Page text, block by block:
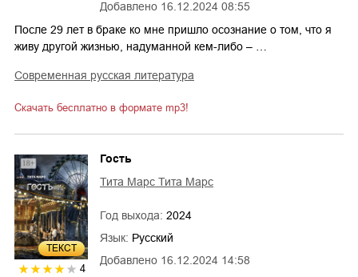
Добавлено 16.12.2024 08:55
После 29 лет в браке ко мне пришло осознание о том, что я
живу другой жизнью, надуманной кем-либо – …
современная русская литература
Скачать бесплатно в формате mp3!
ТЕКСТ
4
Добавлено 16.12.2024 14:58
Гость
Тита Марс Тита Марс
Год выхода: 2024
Язык: Русский